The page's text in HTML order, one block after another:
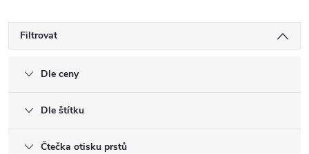
Filtrovat
Dle ceny
Dle štítku
Čtečka otisku prstů